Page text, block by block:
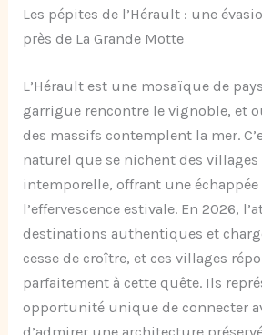
Les pépites de l’Hérault : une
près de La Grande Motte
L’Hérault est une mosaïque de
garrigue rencontre le vignoble, et
des massifs contemplent la mer.
naturel que se nichent des villages
intemporelle, offrant une
l’effervescence estivale. En 2026,
destinations authentiques et
cesse de croître, et ces villages
parfaitement à cette quête. Ils
opportunité unique de connecter